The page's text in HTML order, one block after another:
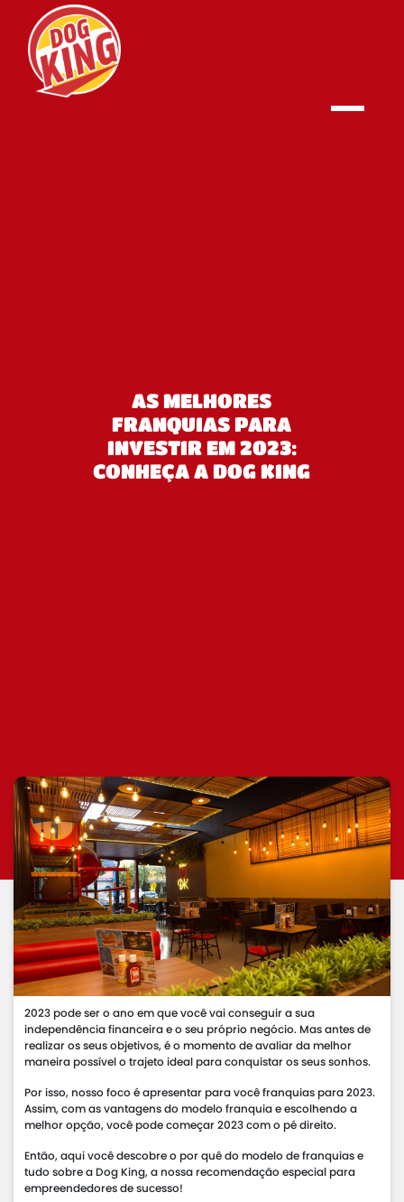
AS MELHORES
FRANQUIAS PARA
INVESTIR EM 2023:
CONHEÇA A DOG KING
2023 pode ser o ano em que você vai conseguir a sua
independência financeira e o seu próprio negócio. Mas antes de
realizar os seus objetivos, é o momento de avaliar da melhor
maneira possível o trajeto ideal para conquistar os seus sonhos.
Por isso, nosso foco é apresentar para você franquias para 2023.
Assim, com as vantagens do modelo franquia e escolhendo a
melhor opção, você pode começar 2023 com o pé direito.
Então, aqui você descobre o por quê do modelo de franquias e
tudo sobre a Dog King, a nossa recomendação especial para
empreendedores de sucesso!